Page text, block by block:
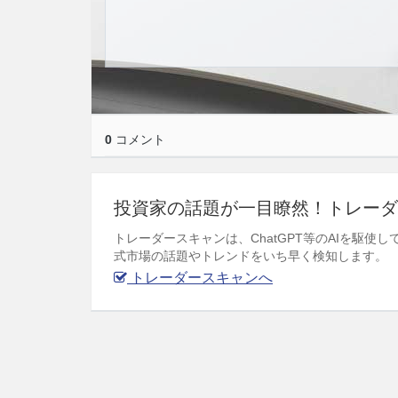
0 コメント
投資家の話題が一目瞭然！トレー
トレーダースキャンは、ChatGPT等のAIを駆使
式市場の話題やトレンドをいち早く検知します。
トレーダースキャンへ